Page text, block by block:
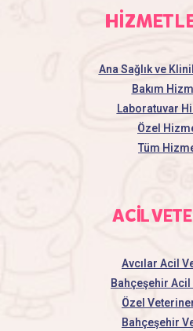
Ana Sağlık ve
Bakım
Laboratuvar
Özel
Tüm
ACİL
Avcılar Acil
Bahçeşehir
Özel
Bahçeşehir